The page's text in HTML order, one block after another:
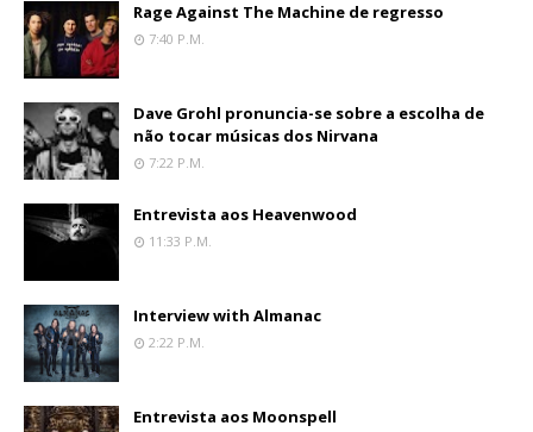
Rage Against The Machine de regresso
7:40 P.m.
Dave Grohl pronuncia-se sobre a escolha de
não tocar músicas dos Nirvana
7:22 P.m.
Entrevista aos Heavenwood
11:33 P.m.
Interview with Almanac
2:22 P.m.
Entrevista aos Moonspell